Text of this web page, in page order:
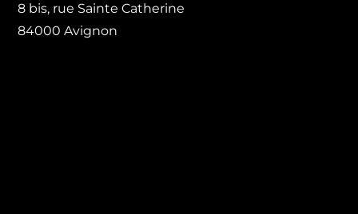
8 bis, rue Sainte Catherine
84000 Avignon